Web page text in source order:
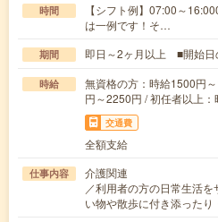
時間
【シフト例】07:00～
は一例です！そ…
期間 即日～2ヶ月以上 ■開始日
時給
無資格の方：時給1500円
円～2250円 / 初任者以上
交通費
全額支給
仕事内容
介護関連
／利用者の方の日常生活
い物や散歩に付き添った